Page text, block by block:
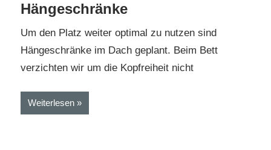
Hängeschränke
Um den Platz weiter optimal zu nutzen sind
Hängeschränke im Dach geplant. Beim Bett
verzichten wir um die Kopfreiheit nicht
Weiterlesen